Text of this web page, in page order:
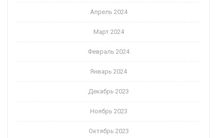
Апрель 2024
Март 2024
Февраль 2024
Январь 2024
Декабрь 2023
Ноябрь 2023
Октябрь 2023